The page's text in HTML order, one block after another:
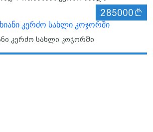
285000
კერძო სახლი კოჯორში